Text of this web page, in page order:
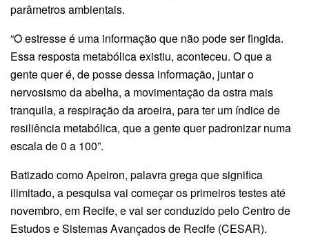
parâmetros ambientais.
“O estresse é uma informação que não pode ser fingida.
Essa resposta metabólica existiu, aconteceu. O que a
gente quer é, de posse dessa informação, juntar o
nervosismo da abelha, a movimentação da ostra mais
tranquila, a respiração da aroeira, para ter um índice de
resiliência metabólica, que a gente quer padronizar numa
escala de 0 a 100”.
Batizado como Apeiron, palavra grega que significa
ilimitado, a pesquisa vai começar os primeiros testes até
novembro, em Recife, e vai ser conduzido pelo Centro de
Estudos e Sistemas Avançados de Recife (CESAR).